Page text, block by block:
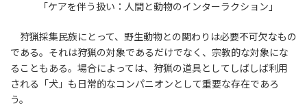
「ケアを伴う扱い：人間と動物のインターラクション」
狩猟採集民族にとって、野生動物との関わりは必要不可欠なもの
である。それは狩猟の対象であるだけでなく、宗教的な対象にな
ることもある。場合によっては、狩猟の道具としてしばしば利用
される「犬」も日常的なコンパニオンとして重要な存在であろ
う。